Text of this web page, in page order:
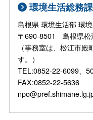
環境生活総務
島根県 環境生活部 環
〒690-8501 島根県松
（事務室は、松江市
す。）
TEL:0852-22-6099、
FAX:0852-22-5636